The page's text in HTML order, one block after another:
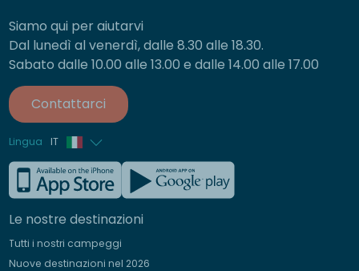
Siamo qui per aiutarvi
Dal lunedì al venerdì, dalle 8.30 alle 18.30.
Sabato dalle 10.00 alle 13.00 e dalle 14.00 alle 17.00
Contattarci
Lingua IT
Francese
Inglese
Tedesco
Spagnolo
Le nostre destinazioni
Tutti i nostri campeggi
Nuove destinazioni nel 2026